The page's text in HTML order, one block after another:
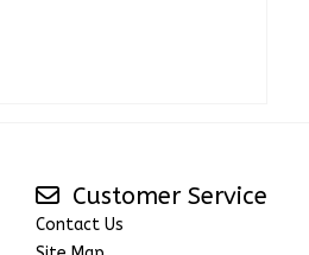
Customer Service
Contact Us